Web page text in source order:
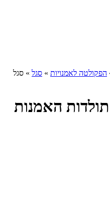
הפקולטה לאמנויות » סגל » סגל
האמנות